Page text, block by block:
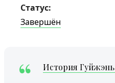
Статус:
Завершён
История